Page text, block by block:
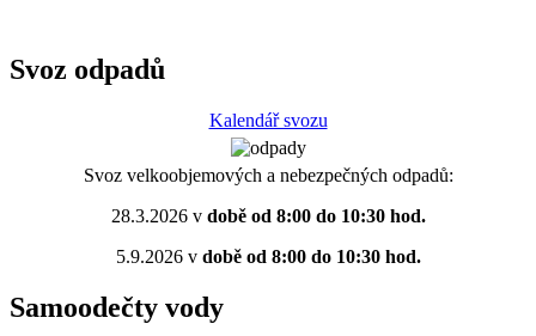
Svoz odpadů
Kalendář svozu
Svoz velkoobjemových a nebezpečných odpadů:
28.3.2026 vdobě od 8:00 do 10:30 hod.
5.9.2026 vdobě od 8:00 do 10:30 hod.
Samoodečty vody